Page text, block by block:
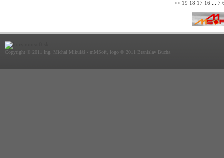
>> 19 18 17 16 7
Copyright © 2011 Ing. Michal Mikuláš - mMSoft, logo © 2011 Branislav Bucha